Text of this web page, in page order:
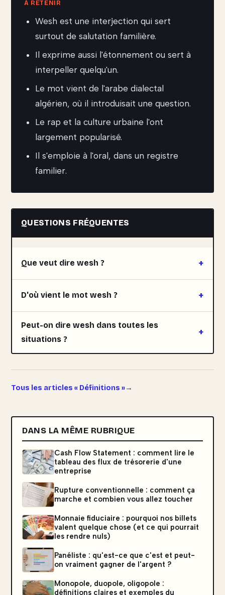
Wesh est une interjection qui sert
surtout de salutation familière.
Il exprime aussi l'étonnement ou sert à
interpeller quelqu'un.
Le mot vient de l'arabe dialectal
algérien, où il introduisait une question.
Le rap et la culture urbaine l'ont
largement popularisé.
Il s'emploie à l'oral, dans un registre
familier.
QUESTIONS FRÉQUENTES
Que veut dire wesh ?
D'où vient le mot wesh ?
Peut-on dire wesh dans toutes les
situations ?
Tous les articles « Définitions »
DANS LA MÊME RUBRIQUE
Cash Flow Statement : comment lire le
tableau des flux de trésorerie d'une
entreprise
Rupture conventionnelle : comment ça
marche et combien vous allez toucher
Monnaie fiduciaire : pourquoi nos billets
valent quelque chose (et ce qui pourrait
les rendre nuls)
Panéliste : qu'est-ce que c'est et peut-
on vraiment gagner de l'argent ?
Monopole, duopole, oligopole :
définitions claires et exemples du